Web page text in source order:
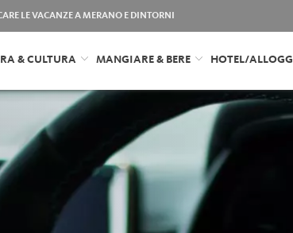
LE VACANZE A MERANO E DINTORNI
& CULTURA MANGIARE & BERE HOTEL/ALLOGGI